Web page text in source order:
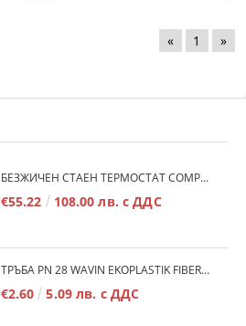
« 1 »
БЕЗЖИЧЕН СТАЕН ТЕРМОСТАТ COMPUTHERM Q7RF
€55.22 108.00 лв. с ДДС
ТРЪБА PN 28 WAVIN EKOPLASTIK FIBER BASALT PLUS - 3М/БР.
€2.60 5.09 лв. с ДДС